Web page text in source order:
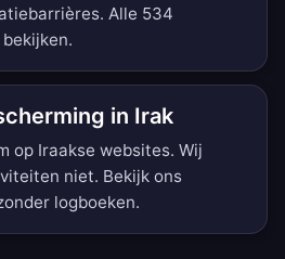
Alle 534
.
in Irak
op Iraakse websites. Wij
niet. Bekijk ons
logboeken.